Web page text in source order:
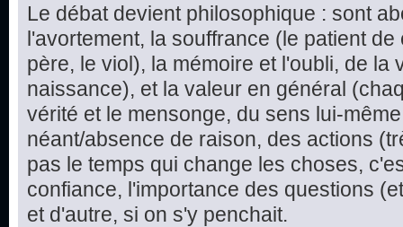
Le débat devient philosophique : sont
l'avortement, la souffrance (le patient
père, le viol), la mémoire et l'oubli, de la
naissance), et la valeur en général
vérité et le mensonge, du sens lui-
néant/absence de raison, des actions
pas le temps qui change les choses,
confiance, l'importance des questions
et d'autre, si on s'y penchait.